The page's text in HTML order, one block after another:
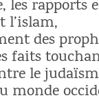
les rapports
l’islam,
des
faits
le
monde